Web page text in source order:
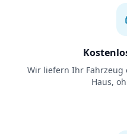
Wir liefern Ihr Fahrzeug
Haus,